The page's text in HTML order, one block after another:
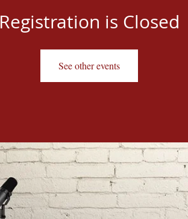
Registration is Closed
See other events